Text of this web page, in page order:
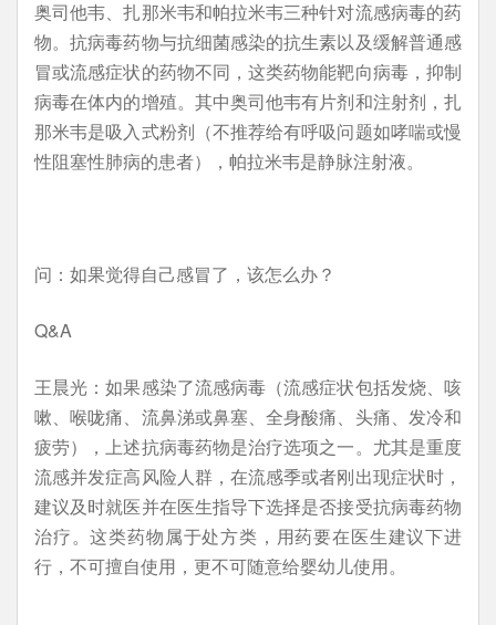
奥司他韦、扎那米韦和帕拉米韦三种针对流感病毒的药
物。抗病毒药物与抗细菌感染的抗生素以及缓解普通感
冒或流感症状的药物不同，这类药物能靶向病毒，抑制
病毒在体内的增殖。其中奥司他韦有片剂和注射剂，扎
那米韦是吸入式粉剂（不推荐给有呼吸问题如哮喘或慢
性阻塞性肺病的患者），帕拉米韦是静脉注射液。
问：如果觉得自己感冒了，该怎么办？
Q&A
王晨光：如果感染了流感病毒（流感症状包括发烧、咳
嗽、喉咙痛、流鼻涕或鼻塞、全身酸痛、头痛、发冷和
疲劳），上述抗病毒药物是治疗选项之一。尤其是重度
流感并发症高风险人群，在流感季或者刚出现症状时，
建议及时就医并在医生指导下选择是否接受抗病毒药物
治疗。这类药物属于处方类，用药要在医生建议下进
行，不可擅自使用，更不可随意给婴幼儿使用。